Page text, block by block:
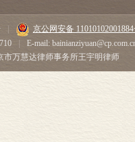
京公网安备
E-mail:
市万慧达律师事务所王宇明律师